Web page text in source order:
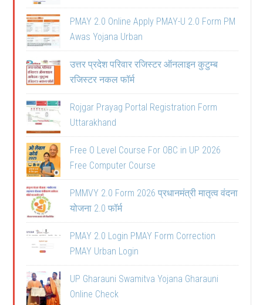
PMAY 2.0 Online Apply PMAY-U 2.0 Form PM
Awas Yojana Urban
उत्तर प्रदेश परिवार रजिस्टर ऑनलाइन कुटुम्ब
रजिस्टर नकल फॉर्म
Rojgar Prayag Portal Registration Form
Uttarakhand
Free O Level Course For OBC in UP 2026
Free Computer Course
PMMVY 2.0 Form 2026 प्रधानमंत्री मातृत्व वंदना
योजना 2.0 फॉर्म
PMAY 2.0 Login PMAY Form Correction
PMAY Urban Login
UP Gharauni Swamitva Yojana Gharauni
Online Check